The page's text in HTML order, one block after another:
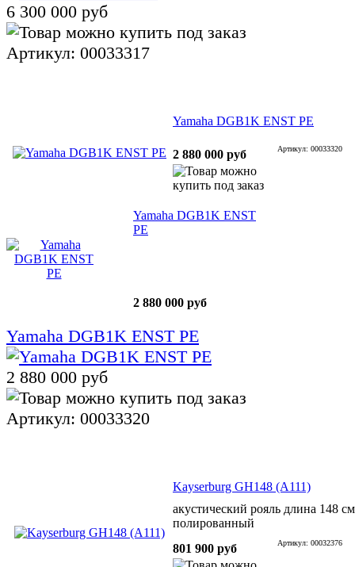
6 300 000 руб
Артикул: 00033317
Yamaha DGB1K ENST PE
2 880 000 руб Артикул: 00033320
Yamaha DGB1K ENST
PE
2 880 000 руб
Yamaha DGB1K ENST PE
2 880 000 руб
Артикул: 00033320
Kayserburg GH148 (A111)
акустический рояль длина 148
полированный
801 900 руб
Артикул: 00032376